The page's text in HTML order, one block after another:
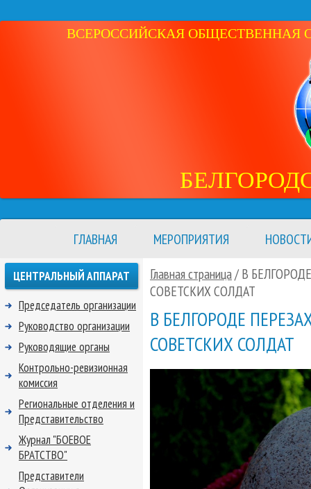
ВСЕРОССИЙСКАЯ ОБЩЕСТВЕННАЯ
ГЛАВНАЯ МЕРОПРИЯТИЯ
Главная страница/ В
СОВЕТСКИХ СОЛДАТ
В БЕЛГОРОДЕ
СОВЕТСКИХ СОЛДАТ
ЦЕНТРАЛЬНЫЙ АППАРАТ
Председатель организации
Руководство организации
Руководящие органы
Контрольно-ревизионная
комиссия
Региональные отделения и
Представительство
Журнал "БОЕВОЕ
БРАТСТВО"
Представители